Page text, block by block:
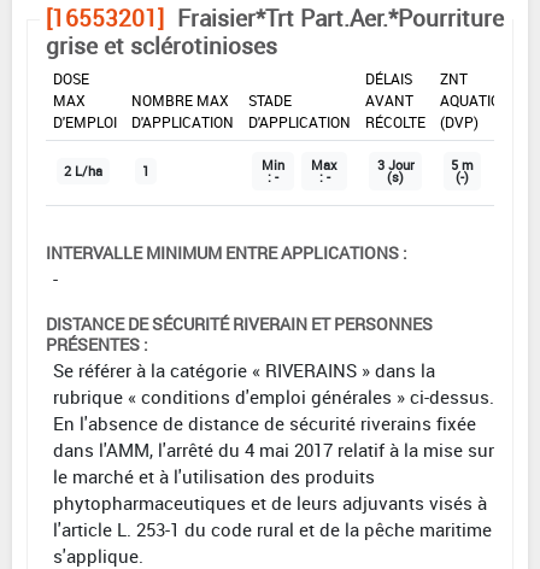
[16553201] Fraisier*Trt Part.Aer.*Pourriture
grise et sclérotinioses
DOSE
MAX
D'EMPLOI
NOMBRE MAX
D'APPLICATION
STADE
D'APPLICATION
DÉLAIS
AVANT
RÉCOLTE
ZNT
AQUATIQUE
(DVP)
2 L/ha 1 Min
: -
Max
: -
3 Jour
(s)
5 m
(-)
INTERVALLE MINIMUM ENTRE APPLICATIONS :
-
DISTANCE DE SÉCURITÉ RIVERAIN ET PERSONNES
PRÉSENTES :
Se référer à la catégorie « RIVERAINS » dans la
rubrique « conditions d'emploi générales » ci-dessus.
En l'absence de distance de sécurité riverains fixée
dans l'AMM, l'arrêté du 4 mai 2017 relatif à la mise sur
le marché et à l'utilisation des produits
phytopharmaceutiques et de leurs adjuvants visés à
l'article L. 253-1 du code rural et de la pêche maritime
s'applique.